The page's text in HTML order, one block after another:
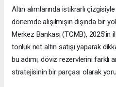
Altın alımlarında istikrarlı
dönemde alışılmışın dışında bir
Merkez Bankası (TCMB), 2025’in
tonluk net altın satışı yaparak
bu adımı, döviz rezervlerini farklı
stratejisinin bir parçası olarak